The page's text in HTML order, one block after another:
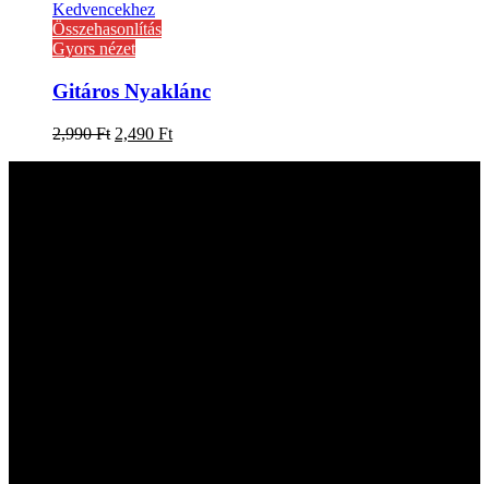
Kedvencekhez
Összehasonlítás
Gyors nézet
Gitáros Nyaklánc
2,990Ft 2,490 Ft